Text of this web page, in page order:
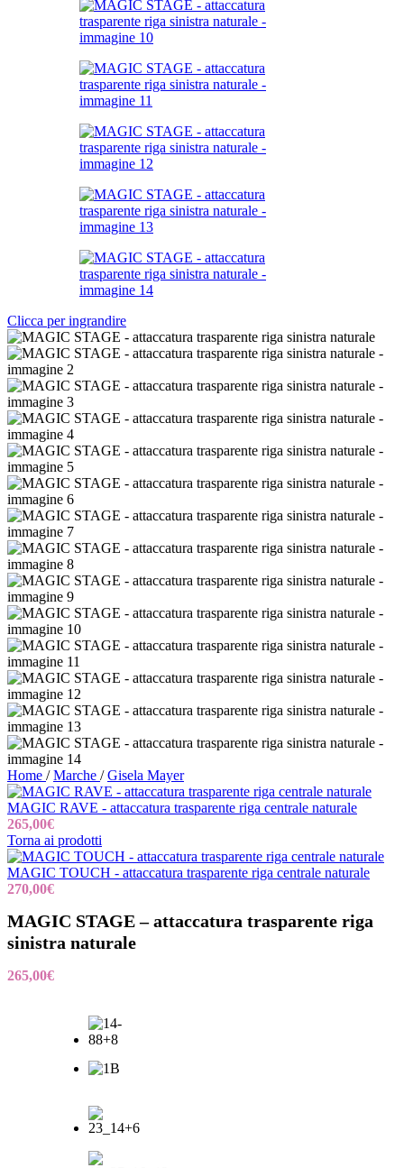
Clicca per ingrandire
Home / Marche / Gisela Mayer
MAGIC RAVE - attaccatura trasparente riga centrale naturale
265,00€
Torna ai prodotti
MAGIC TOUCH - attaccatura trasparente riga centrale naturale
270,00€
MAGIC STAGE – attaccatura trasparente riga
sinistra naturale
265,00€